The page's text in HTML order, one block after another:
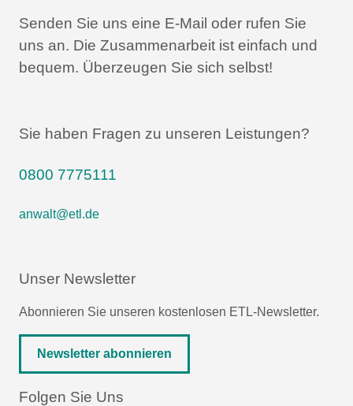
Senden Sie uns eine E-Mail oder rufen Sie
uns an. Die Zusammenarbeit ist einfach und
bequem. Überzeugen Sie sich selbst!
Sie haben Fragen zu unseren Leistungen?
0800 7775111
anwalt@etl.de
Unser Newsletter
Abonnieren Sie unseren kostenlosen ETL-Newsletter.
Newsletter abonnieren
Folgen Sie Uns